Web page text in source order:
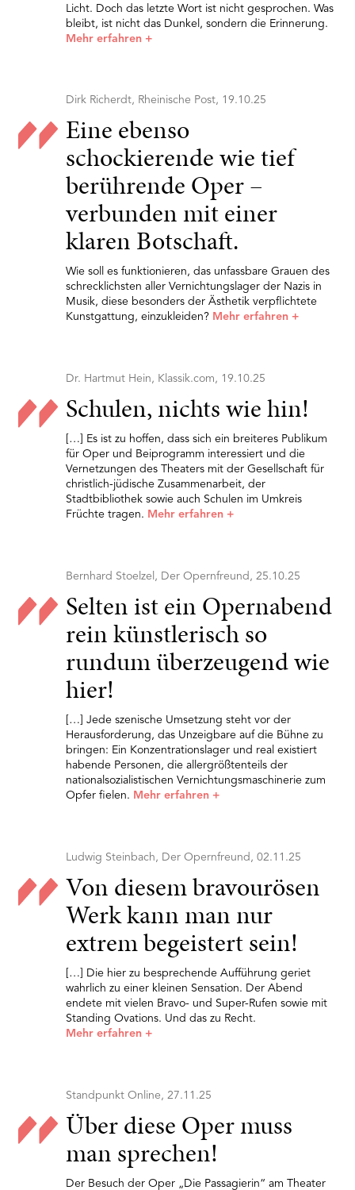
Licht. Doch das letzte Wort ist nicht gesprochen. Was
bleibt, ist nicht das Dunkel, sondern die Erinnerung.
Mehr erfahren +
Dirk Richerdt, Rheinische Post, 19.10.25
Eine ebenso
schockierende wie tief
berührende Oper –
verbunden mit einer
klaren Botschaft.
Wie soll es funktionieren, das unfassbare Grauen des
schrecklichsten aller Vernichtungslager der Nazis in
Musik, diese besonders der Ästhetik verpflichtete
Kunstgattung, einzukleiden? Mehr erfahren +
Dr. Hartmut Hein, Klassik.com, 19.10.25
Schulen, nichts wie hin!
[…] Es ist zu hoffen, dass sich ein breiteres Publikum
für Oper und Beiprogramm interessiert und die
Vernetzungen des Theaters mit der Gesellschaft für
christlich-jüdische Zusammenarbeit, der
Stadtbibliothek sowie auch Schulen im Umkreis
Früchte tragen. Mehr erfahren +
Bernhard Stoelzel, Der Opernfreund, 25.10.25
Selten ist ein Opernabend
rein künstlerisch so
rundum überzeugend wie
hier!
[…] Jede szenische Umsetzung steht vor der
Herausforderung, das Unzeigbare auf die Bühne zu
bringen: Ein Konzentrationslager und real existiert
habende Personen, die allergrößtenteils der
nationalsozialistischen Vernichtungsmaschinerie zum
Opfer fielen. Mehr erfahren +
Ludwig Steinbach, Der Opernfreund, 02.11.25
Von diesem bravourösen
Werk kann man nur
extrem begeistert sein!
[…] Die hier zu besprechende Aufführung geriet
wahrlich zu einer kleinen Sensation. Der Abend
endete mit vielen Bravo- und Super-Rufen sowie mit
Standing Ovations. Und das zu Recht.
Mehr erfahren +
Standpunkt Online, 27.11.25
Über diese Oper muss
man sprechen!
Der Besuch der Oper „Die Passagierin“ am Theater